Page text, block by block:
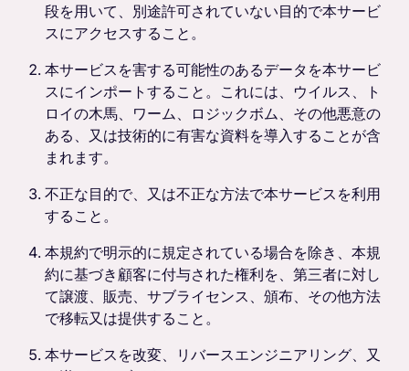
段を用いて、別途許可されていない目的で本サービ
スにアクセスすること。
本サービスを害する可能性のあるデータを本サービ
スにインポートすること。これには、ウイルス、ト
ロイの木馬、ワーム、ロジックボム、その他悪意の
ある、又は技術的に有害な資料を導入することが含
まれます。
不正な目的で、又は不正な方法で本サービスを利用
すること。
本規約で明示的に規定されている場合を除き、本規
約に基づき顧客に付与された権利を、第三者に対し
て譲渡、販売、サブライセンス、頒布、その他方法
で移転又は提供すること。
本サービスを改変、リバースエンジニアリング、又